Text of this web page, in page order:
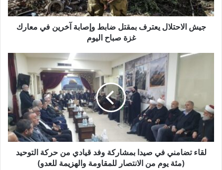
ت
ل
م
ق
جيش الاحتلال يعترف بمقتل ضابط وإصابة آخرين في معارك
غزة صباح اليوم
ض
ا
ن
لقاء تضامني في صيدا بمشاركة وفد قيادي من حركة التوحيد
(مئة يوم من الانتصار للمقاومة والهزيمة للعدو)